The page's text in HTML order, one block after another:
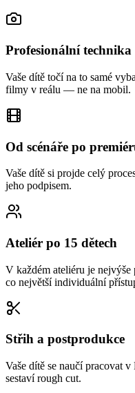
Profesionální technika
Vaše dítě točí na to samé
filmy v reálu — ne na mobil.
Od scénáře po
Vaše dítě si projde celý
jeho podpisem.
Ateliér po 15 dětech
V každém ateliéru je nejvýše
co největší individuální
Střih a postprodukce
Vaše dítě se naučí pracovat
sestaví rough cut.